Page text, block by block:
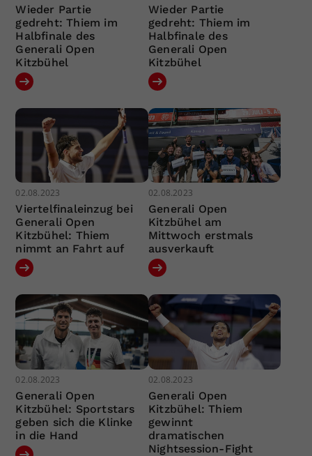
Wieder Partie
gedreht: Thiem im
Halbfinale des
Generali Open
Kitzbühel
Wieder Partie
gedreht: Thiem im
Halbfinale des
Generali Open
Kitzbühel
02.08.2023
Viertelfinaleinzug bei
Generali Open
Kitzbühel: Thiem
nimmt an Fahrt auf
02.08.2023
Generali Open
Kitzbühel am
Mittwoch erstmals
ausverkauft
02.08.2023
Generali Open
Kitzbühel: Sportstars
geben sich die Klinke
in die Hand
02.08.2023
Generali Open
Kitzbühel: Thiem
gewinnt
dramatischen
Nightsession-Fight